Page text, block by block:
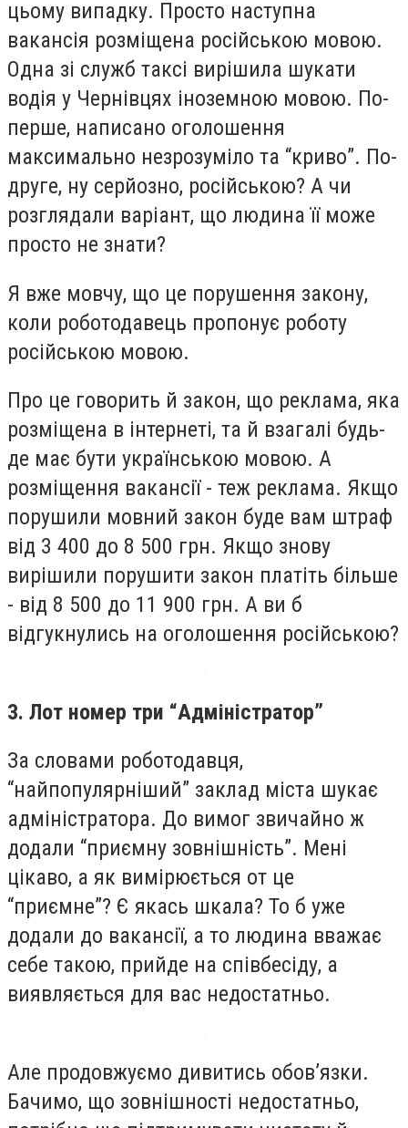
цьому випадку. Просто наступна
вакансія розміщена російською мовою.
Одна зі служб таксі вирішила шукати
водія у Чернівцях іноземною мовою. По-
перше, написано оголошення
максимально незрозуміло та “криво”. По-
друге, ну серйозно, російською? А чи
розглядали варіант, що людина її може
просто не знати?
Я вже мовчу, що це порушення закону,
коли роботодавець пропонує роботу
російською мовою.
Про це говорить й закон, що реклама, яка
розміщена в інтернеті, та й взагалі будь-
де має бути українською мовою. А
розміщення вакансії - теж реклама. Якщо
порушили мовний закон буде вам штраф
від 3 400 до 8 500 грн. Якщо знову
вирішили порушити закон платіть більше
- від 8 500 до 11 900 грн. А ви б
відгукнулись на оголошення російською?
3. Лот номер три “Адміністратор”
За словами роботодавця,
“найпопулярніший” заклад міста шукає
адміністратора. До вимог звичайно ж
додали “приємну зовнішність”. Мені
цікаво, а як вимірюється от це
“приємне”? Є якась шкала? То б уже
додали до вакансії, а то людина вважає
себе такою, прийде на співбесіду, а
виявляється для вас недостатньо.
Але продовжуємо дивитись обовʼязки.
Бачимо, що зовнішності недостатньо,